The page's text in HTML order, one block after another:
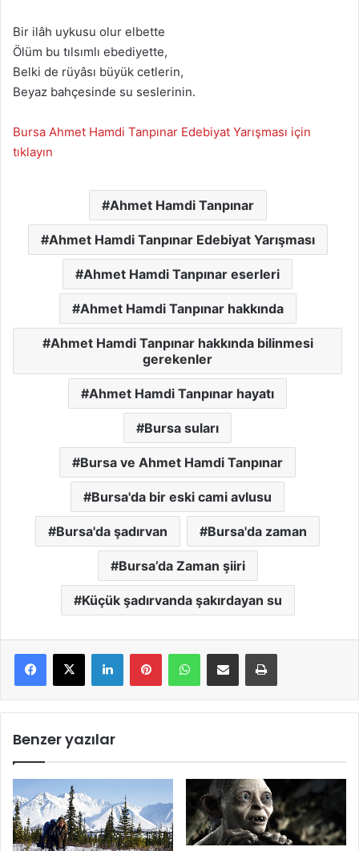
Bir ilâh uykusu olur elbette
Ölüm bu tılsımlı ebediyette,
Belki de rüyâsı büyük cetlerin,
Beyaz bahçesinde su seslerinin.
Bursa Ahmet Hamdi Tanpınar Edebiyat Yarışması için
tıklayın
Ahmet Hamdi Tanpınar
Ahmet Hamdi Tanpınar Edebiyat Yarışması
Ahmet Hamdi Tanpınar eserleri
Ahmet Hamdi Tanpınar hakkında
Ahmet Hamdi Tanpınar hakkında bilinmesi
gerekenler
Ahmet Hamdi Tanpınar hayatı
Bursa suları
Bursa ve Ahmet Hamdi Tanpınar
Bursa'da bir eski cami avlusu
Bursa'da şadırvan Bursa'da zaman
Bursa’da Zaman şiiri
Küçük şadırvanda şakırdayan su
Benzer yazılar